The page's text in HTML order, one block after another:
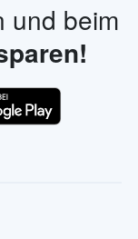
und beim